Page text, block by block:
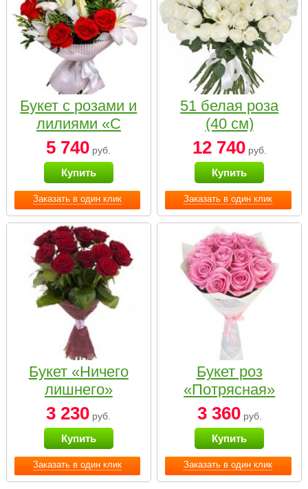
Заказать в один клик
Букет с розами и
лилиями «С
наилучшими
пожеланиями»
5 740 руб.
Купить
Заказать в один клик
51 белая роза
(40 см)
12 740руб.
Купить
Заказать в один клик
Букет «Ничего
лишнего»
3 230 руб.
Купить
Заказать в один клик
Букет роз
«Потрясная»
3 360руб.
Купить